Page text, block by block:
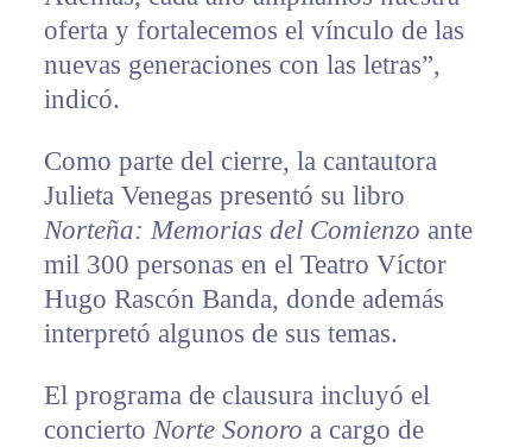
oferta y fortalecemos el vínculo de las
nuevas generaciones con las letras”,
indicó.
Como parte del cierre, la cantautora
Julieta Venegas presentó su libro
Norteña: Memorias del Comienzo ante
mil 300 personas en el Teatro Víctor
Hugo Rascón Banda, donde además
interpretó algunos de sus temas.
El programa de clausura incluyó el
concierto Norte Sonoro a cargo de